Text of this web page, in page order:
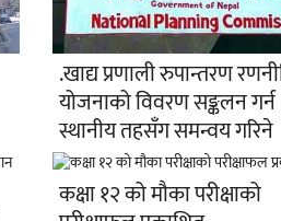
.खाद्य प्रणाली रुपान्तरण
योजनाको विवरण सङ्कलन गर्न
स्थानीय तहसँग समन्वय गरिने
कक्षा १२ को मौका परीक्षाको